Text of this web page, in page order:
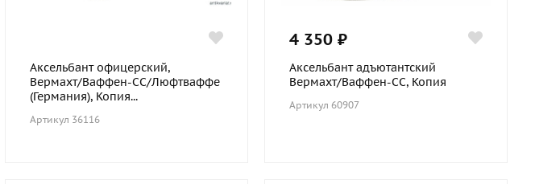
Аксельбант офицерский,
Вермахт/Ваффен-СС/Люфтваффе
(Германия), Копия...
Артикул 36116
4 350 ₽
Аксельбант адъютантский
Вермахт/Ваффен-СС, Копия
Артикул 60907